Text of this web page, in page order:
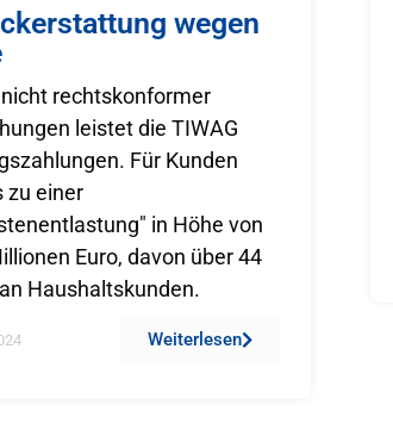
wegen
rechtskonformer
leistet die TIWAG
Für Kunden
zu einer
in Höhe von
Euro, davon über 44
Haushaltskunden.
Weiterlesen